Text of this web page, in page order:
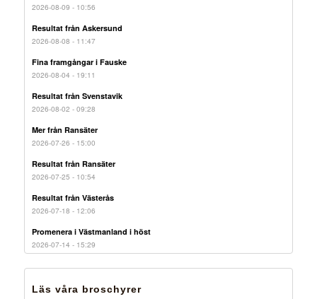
2026-08-09 - 10:56
Resultat från Askersund
2026-08-08 - 11:47
Fina framgångar i Fauske
2026-08-04 - 19:11
Resultat från Svenstavik
2026-08-02 - 09:28
Mer från Ransäter
2026-07-26 - 15:00
Resultat från Ransäter
2026-07-25 - 10:54
Resultat från Västerås
2026-07-18 - 12:06
Promenera i Västmanland i höst
2026-07-14 - 15:29
Läs våra broschyrer